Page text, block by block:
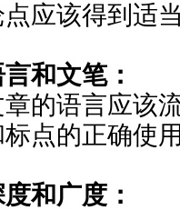
点应该得到适
和文笔：
章的语言应该
点的正确使用
和广度：